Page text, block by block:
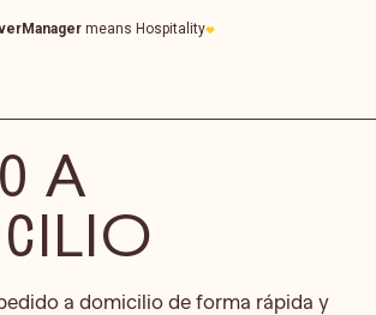
A
a domicilio de forma rápida y